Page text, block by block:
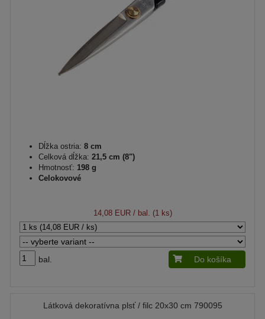
Dĺžka ostria: 8 cm
Celková dĺžka: 21,5 cm (8")
Hmotnosť: 198 g
Celokovové
14,08 EUR/ bal. (1 ks)
bal. Do košíka
Látková dekoratívna plsť / filc 20x30 cm 790095